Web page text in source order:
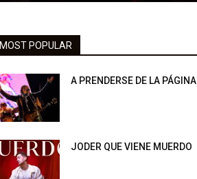
MOST POPULAR
A PRENDERSE DE LA PÁGINA
JODER QUE VIENE MUERDO